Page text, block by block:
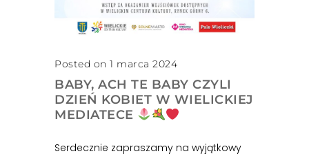
Posted on 1 marca 2024
BABY, ACH TE BABY CZYLI
DZIEŃ KOBIET W WIELICKIEJ
MEDIATECE
Serdecznie zapraszamy na wyjątkowy